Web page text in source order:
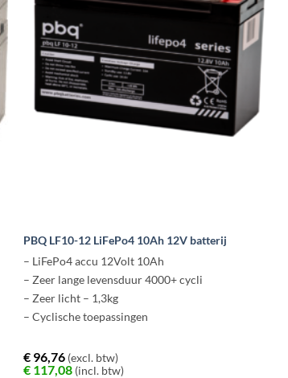
PBQ LF10-12 LiFePo4 10Ah 12V batterij
– LiFePo4 accu 12Volt 10Ah
– Zeer lange levensduur 4000+ cycli
– Zeer licht – 1,3kg
– Cyclische toepassingen
€ 96,76 (excl. btw)
€ 117,08 (incl. btw)